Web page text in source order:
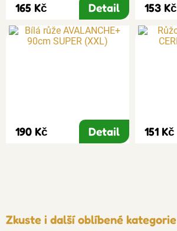
165 Kč Detail 153 Kč
190 Kč Detail 151 Kč
Zkuste i další oblíbené kategorie